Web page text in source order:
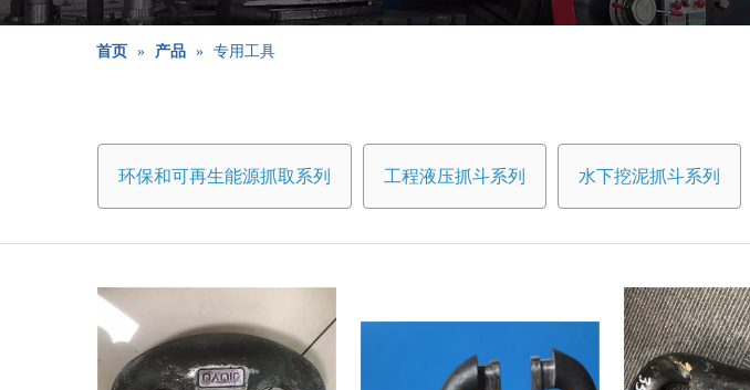
港口货物装卸抓斗系列
首页 » 产品 » 专用工具
环保和可再生能源抓取系列 工程液压抓斗系列 水下挖泥抓斗系列